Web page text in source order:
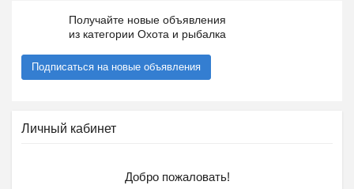
Получайте новые объявления
из категории Охота и рыбалка
Подписаться на новые объявления
Личный кабинет
Добро пожаловать!